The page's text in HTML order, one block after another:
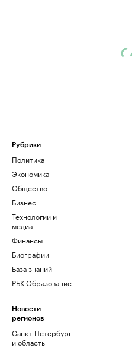
Рубрики
Политика
Экономика
Общество
Бизнес
Технологии и
медиа
Финансы
Биографии
База знаний
РБК Образование
Новости
регионов
Санкт-Петербург
и область